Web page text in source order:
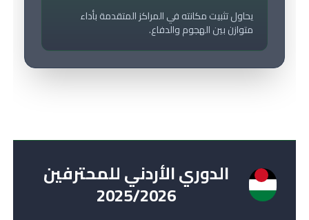
يحاول تثبيت مكانته في المراكز المتقدمة بأداء
متوازن بين الهجوم والدفاع.
د الدوري الأردني للمحترفين
2025/2026